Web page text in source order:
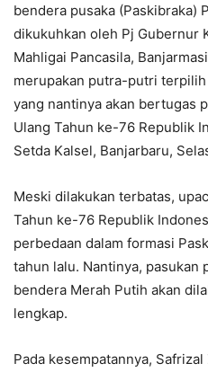
bendera pusaka (Paskibraka)
dikukuhkan oleh Pj Gubernur
Mahligai Pancasila,
merupakan putra-putri
yang nantinya akan bertugas
Ulang Tahun ke-76 Republik
Setda Kalsel, Banjarbaru,
Meski dilakukan terbatas,
Tahun ke-76 Republik
perbedaan dalam formasi
tahun lalu. Nantinya, pasukan
bendera Merah Putih akan
lengkap.
Pada kesempatannya,